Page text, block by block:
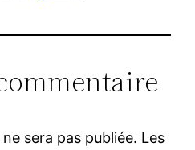
sera pas publiée. Les